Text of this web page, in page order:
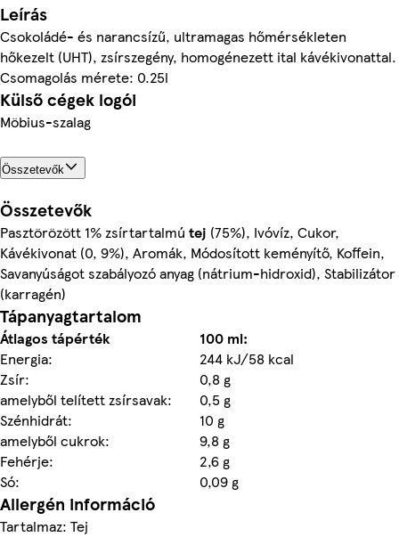
Leírás
Csokoládé- és narancsízű, ultramagas hőmérsékleten
hőkezelt (UHT), zsírszegény, homogénezett ital kávékivonattal.
Csomagolás mérete: 0.25l
Külső cégek logói
Möbius-szalag
Összetevők
Összetevők
Pasztörözött 1% zsírtartalmú tej (75%), Ivóvíz, Cukor,
Kávékivonat (0, 9%), Aromák, Módosított keményítő, Koffein,
Savanyúságot szabályozó anyag (nátrium-hidroxid), Stabilizátor
(karragén)
Tápanyagtartalom
Átlagos tápérték
100 ml:
Energia:
244 kJ/58 kcal
Zsír:
0,8 g
amelyből telített zsírsavak:
0,5 g
Szénhidrát:
10 g
amelyből cukrok:
9,8 g
Fehérje:
2,6 g
Só:
0,09 g
Allergén információ
Tartalmaz: Tej